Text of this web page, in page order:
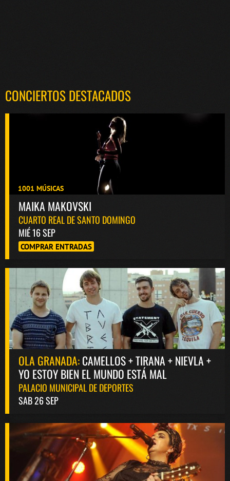
CONCIERTOS DESTACADOS
1001 MÚSICAS
MAIKA MAKOVSKI
CUARTO REAL DE SANTO DOMINGO
MIÉ 16 SEP
COMPRAR ENTRADAS
OLA GRANADA:CAMELLOS + TIRANA + NIEVLA +
YO ESTOY BIEN EL MUNDO ESTÁ MAL
PALACIO MUNICIPAL DE DEPORTES
SAB 26 SEP